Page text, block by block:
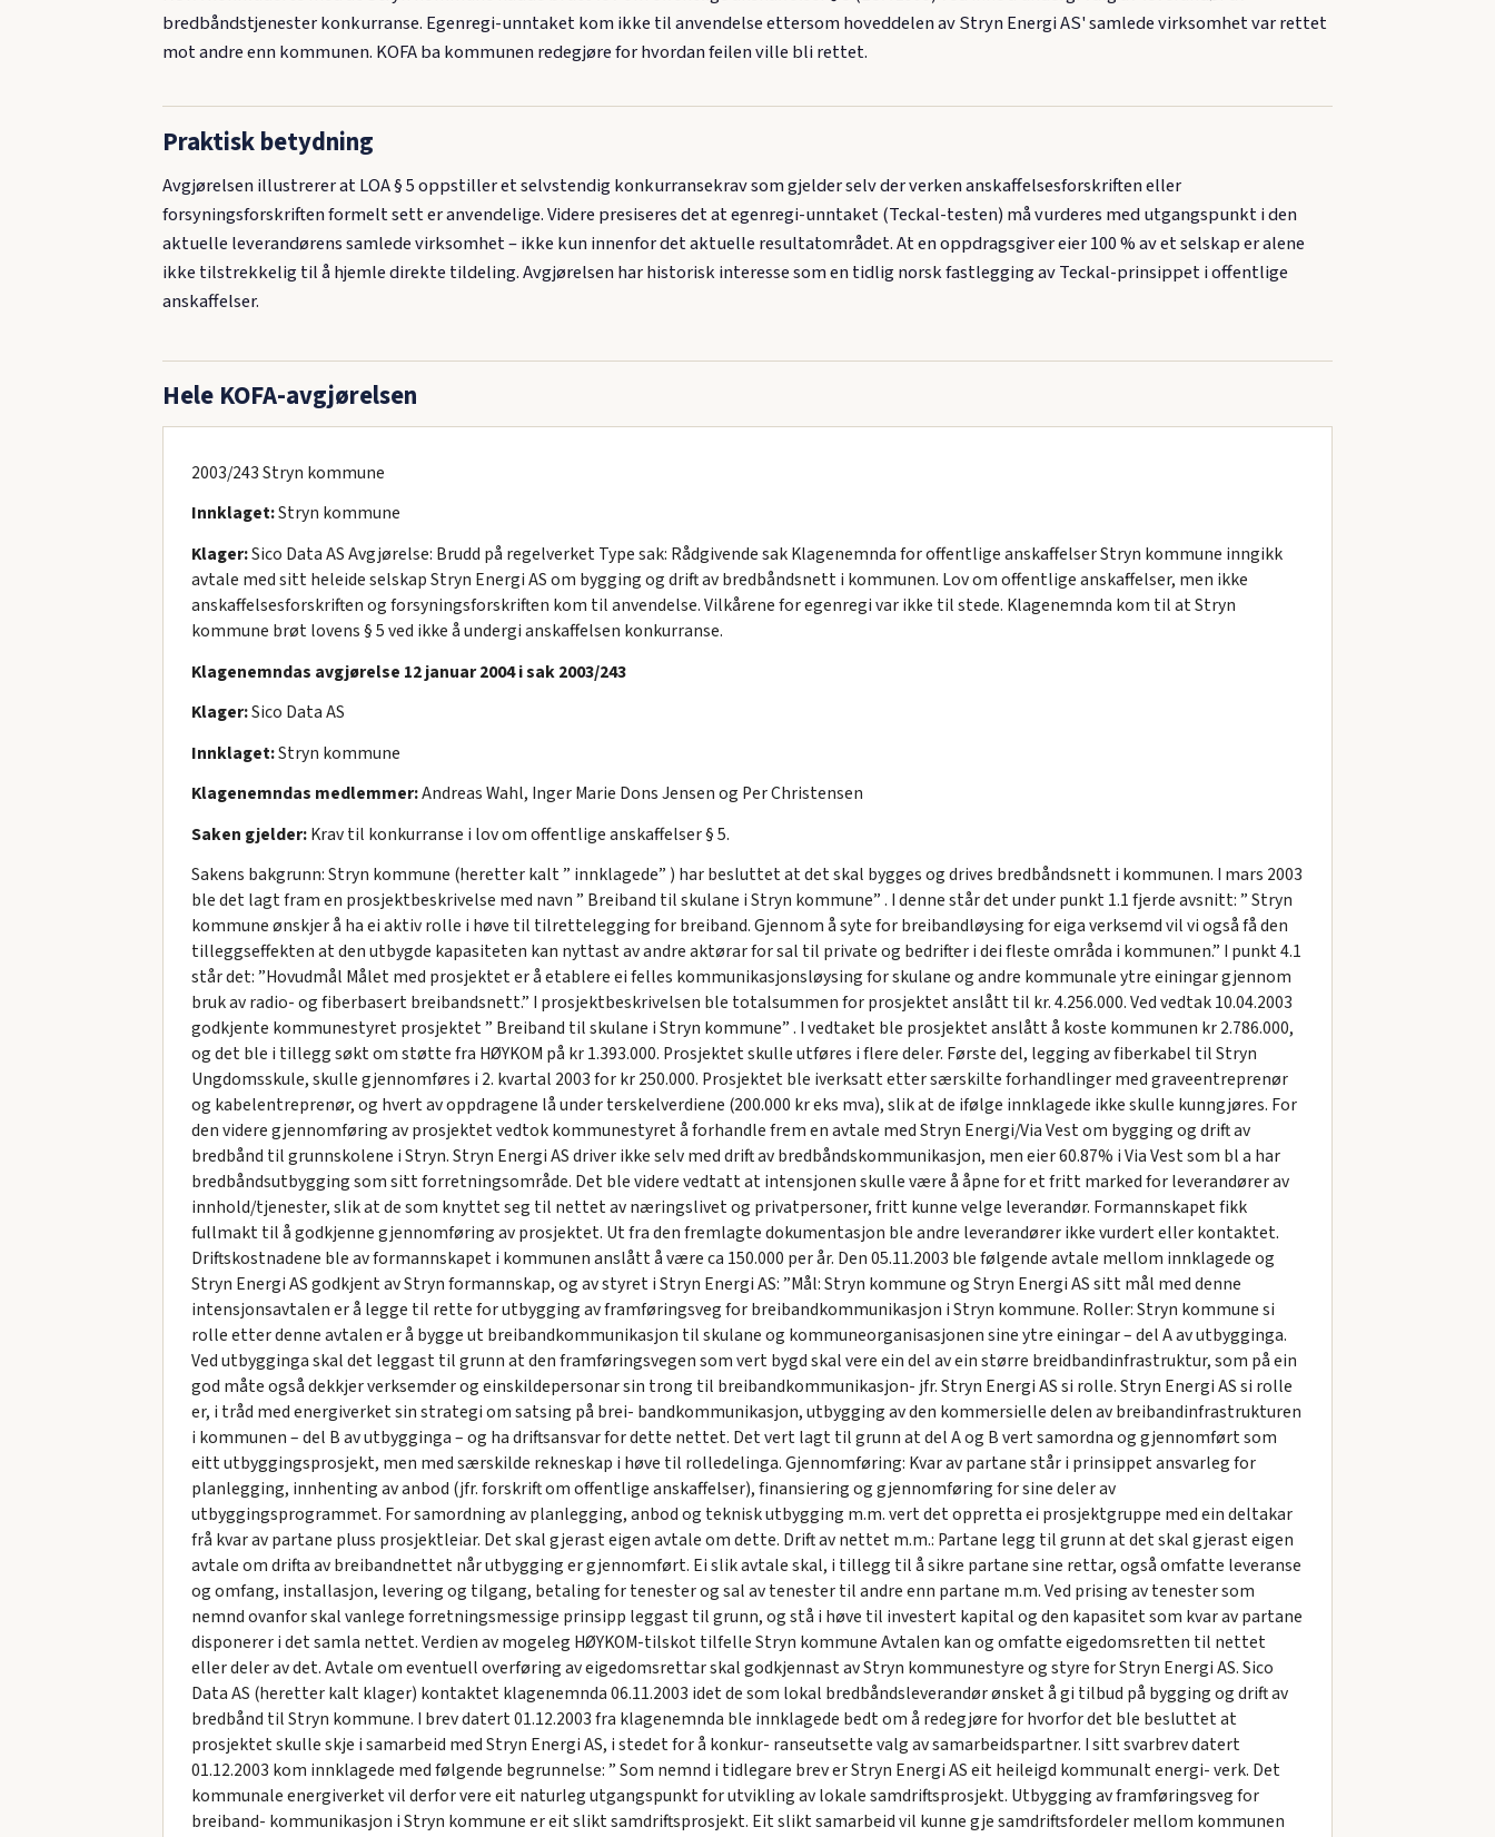
bredbåndstjenester konkurranse. Egenregi-unntaket kom ikke til anvendelse ettersom hoveddelen av Stryn Energi AS' samlede virksomhet var rettet
mot andre enn kommunen. KOFA ba kommunen redegjøre for hvordan feilen ville bli rettet.
Praktisk betydning
Avgjørelsen illustrerer at LOA § 5 oppstiller et selvstendig konkurransekrav som gjelder selv der verken anskaffelsesforskriften eller
forsyningsforskriften formelt sett er anvendelige. Videre presiseres det at egenregi-unntaket (Teckal-testen) må vurderes med utgangspunkt i den
aktuelle leverandørens samlede virksomhet – ikke kun innenfor det aktuelle resultatområdet. At en oppdragsgiver eier 100 % av et selskap er alene
ikke tilstrekkelig til å hjemle direkte tildeling. Avgjørelsen har historisk interesse som en tidlig norsk fastlegging av Teckal-prinsippet i offentlige
anskaffelser.
Hele KOFA-avgjørelsen
2003/243 Stryn kommune
Innklaget:Stryn kommune
Klager:Sico Data AS Avgjørelse: Brudd på regelverket Type sak: Rådgivende sak Klagenemnda for offentlige anskaffelser Stryn kommune inngikk
avtale med sitt heleide selskap Stryn Energi AS om bygging og drift av bredbåndsnett i kommunen. Lov om offentlige anskaffelser, men ikke
anskaffelsesforskriften og forsyningsforskriften kom til anvendelse. Vilkårene for egenregi var ikke til stede. Klagenemnda kom til at Stryn
kommune brøt lovens § 5 ved ikke å undergi anskaffelsen konkurranse.
Klagenemndas avgjørelse 12 januar 2004 i sak 2003/243
Klager:Sico Data AS
Innklaget:Stryn kommune
Klagenemndas medlemmer:Andreas Wahl, Inger Marie Dons Jensen og Per Christensen
Saken gjelder:Krav til konkurranse i lov om offentlige anskaffelser § 5.
Sakens bakgrunn: Stryn kommune (heretter kalt ” innklagede” ) har besluttet at det skal bygges og drives bredbåndsnett i kommunen. I mars 2003
ble det lagt fram en prosjektbeskrivelse med navn ” Breiband til skulane i Stryn kommune” . I denne står det under punkt 1.1 fjerde avsnitt: ” Stryn
kommune ønskjer å ha ei aktiv rolle i høve til tilrettelegging for breiband. Gjennom å syte for breibandløysing for eiga verksemd vil vi også få den
tilleggseffekten at den utbygde kapasiteten kan nyttast av andre aktørar for sal til private og bedrifter i dei fleste områda i kommunen.” I punkt 4.1
står det: ”Hovudmål Målet med prosjektet er å etablere ei felles kommunikasjonsløysing for skulane og andre kommunale ytre einingar gjennom
bruk av radio- og fiberbasert breibandsnett.” I prosjektbeskrivelsen ble totalsummen for prosjektet anslått til kr. 4.256.000. Ved vedtak 10.04.2003
godkjente kommunestyret prosjektet ” Breiband til skulane i Stryn kommune” . I vedtaket ble prosjektet anslått å koste kommunen kr 2.786.000,
og det ble i tillegg søkt om støtte fra HØYKOM på kr 1.393.000. Prosjektet skulle utføres i flere deler. Første del, legging av fiberkabel til Stryn
Ungdomsskule, skulle gjennomføres i 2. kvartal 2003 for kr 250.000. Prosjektet ble iverksatt etter særskilte forhandlinger med graveentreprenør
og kabelentreprenør, og hvert av oppdragene lå under terskelverdiene (200.000 kr eks mva), slik at de ifølge innklagede ikke skulle kunngjøres. For
den videre gjennomføring av prosjektet vedtok kommunestyret å forhandle frem en avtale med Stryn Energi/Via Vest om bygging og drift av
bredbånd til grunnskolene i Stryn. Stryn Energi AS driver ikke selv med drift av bredbåndskommunikasjon, men eier 60.87% i Via Vest som bl a har
bredbåndsutbygging som sitt forretningsområde. Det ble videre vedtatt at intensjonen skulle være å åpne for et fritt marked for leverandører av
innhold/tjenester, slik at de som knyttet seg til nettet av næringslivet og privatpersoner, fritt kunne velge leverandør. Formannskapet fikk
fullmakt til å godkjenne gjennomføring av prosjektet. Ut fra den fremlagte dokumentasjon ble andre leverandører ikke vurdert eller kontaktet.
Driftskostnadene ble av formannskapet i kommunen anslått å være ca 150.000 per år. Den 05.11.2003 ble følgende avtale mellom innklagede og
Stryn Energi AS godkjent av Stryn formannskap, og av styret i Stryn Energi AS: ”Mål: Stryn kommune og Stryn Energi AS sitt mål med denne
intensjonsavtalen er å legge til rette for utbygging av framføringsveg for breibandkommunikasjon i Stryn kommune. Roller: Stryn kommune si
rolle etter denne avtalen er å bygge ut breibandkommunikasjon til skulane og kommuneorganisasjonen sine ytre einingar – del A av utbygginga.
Ved utbygginga skal det leggast til grunn at den framføringsvegen som vert bygd skal vere ein del av ein større breidbandinfrastruktur, som på ein
god måte også dekkjer verksemder og einskildepersonar sin trong til breibandkommunikasjon- jfr. Stryn Energi AS si rolle. Stryn Energi AS si rolle
er, i tråd med energiverket sin strategi om satsing på brei- bandkommunikasjon, utbygging av den kommersielle delen av breibandinfrastrukturen
i kommunen – del B av utbygginga – og ha driftsansvar for dette nettet. Det vert lagt til grunn at del A og B vert samordna og gjennomført som
eitt utbyggingsprosjekt, men med særskilde rekneskap i høve til rolledelinga. Gjennomføring: Kvar av partane står i prinsippet ansvarleg for
planlegging, innhenting av anbod (jfr. forskrift om offentlige anskaffelser), finansiering og gjennomføring for sine deler av
utbyggingsprogrammet. For samordning av planlegging, anbod og teknisk utbygging m.m. vert det oppretta ei prosjektgruppe med ein deltakar
frå kvar av partane pluss prosjektleiar. Det skal gjerast eigen avtale om dette. Drift av nettet m.m.: Partane legg til grunn at det skal gjerast eigen
avtale om drifta av breibandnettet når utbygging er gjennomført. Ei slik avtale skal, i tillegg til å sikre partane sine rettar, også omfatte leveranse
og omfang, installasjon, levering og tilgang, betaling for tenester og sal av tenester til andre enn partane m.m. Ved prising av tenester som
nemnd ovanfor skal vanlege forretningsmessige prinsipp leggast til grunn, og stå i høve til investert kapital og den kapasitet som kvar av partane
disponerer i det samla nettet. Verdien av mogeleg HØYKOM-tilskot tilfelle Stryn kommune Avtalen kan og omfatte eigedomsretten til nettet
eller deler av det. Avtale om eventuell overføring av eigedomsrettar skal godkjennast av Stryn kommunestyre og styre for Stryn Energi AS. Sico
Data AS (heretter kalt klager) kontaktet klagenemnda 06.11.2003 idet de som lokal bredbåndsleverandør ønsket å gi tilbud på bygging og drift av
bredbånd til Stryn kommune. I brev datert 01.12.2003 fra klagenemnda ble innklagede bedt om å redegjøre for hvorfor det ble besluttet at
prosjektet skulle skje i samarbeid med Stryn Energi AS, i stedet for å konkur- ranseutsette valg av samarbeidspartner. I sitt svarbrev datert
01.12.2003 kom innklagede med følgende begrunnelse: ” Som nemnd i tidlegare brev er Stryn Energi AS eit heileigd kommunalt energi- verk. Det
kommunale energiverket vil derfor vere eit naturleg utgangspunkt for utvikling av lokale samdriftsprosjekt. Utbygging av framføringsveg for
breiband- kommunikasjon i Stryn kommune er eit slikt samdriftsprosjekt. Eit slikt samarbeid vil kunne gje samdriftsfordeler mellom kommunen